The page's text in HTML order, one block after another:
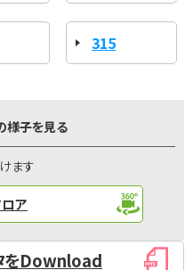
315
様子を見る
ます
ア
をDownload